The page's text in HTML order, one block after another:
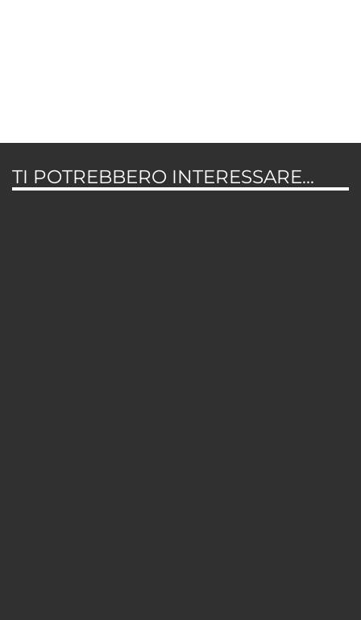
TI POTREBBERO INTERESSARE...